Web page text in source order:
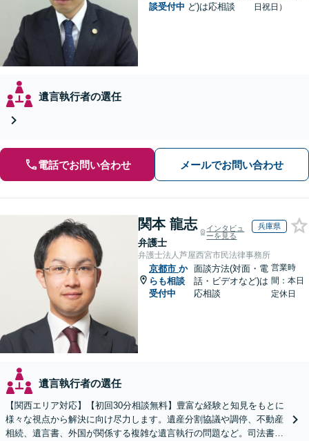
談受付中 ど)は応相談
日祝日）
遺言執行者の選任
電話でお問い合わせ メールでお問い合わせ
関本 龍志
弁護士
インタビュ
ーを見る
兵庫県
弁護士法人芦屋西宮市民法律事務所
京都市 か
らも相談
受付中
面談方法(対面・電
話・ビデオなど)は
応相談
営業時
間：本日
定休日
遺言執行者の選任
【関西エリア対応】【初回30分相談無料】豊富な経験と知見をもとに
様々な視点から解決に向け尽力します。遺産分割協議や調停、不動産
相続、遺言書、外国が関係する複雑な遺言執行の問題など。司法書士